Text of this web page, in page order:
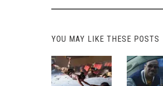
YOU MAY LIKE THESE POSTS